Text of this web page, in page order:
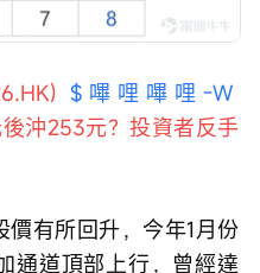
$嗶哩嗶哩-W
沖253元？投資者反手
價有所回升，今年1月份
通道頂部上行，曾經達